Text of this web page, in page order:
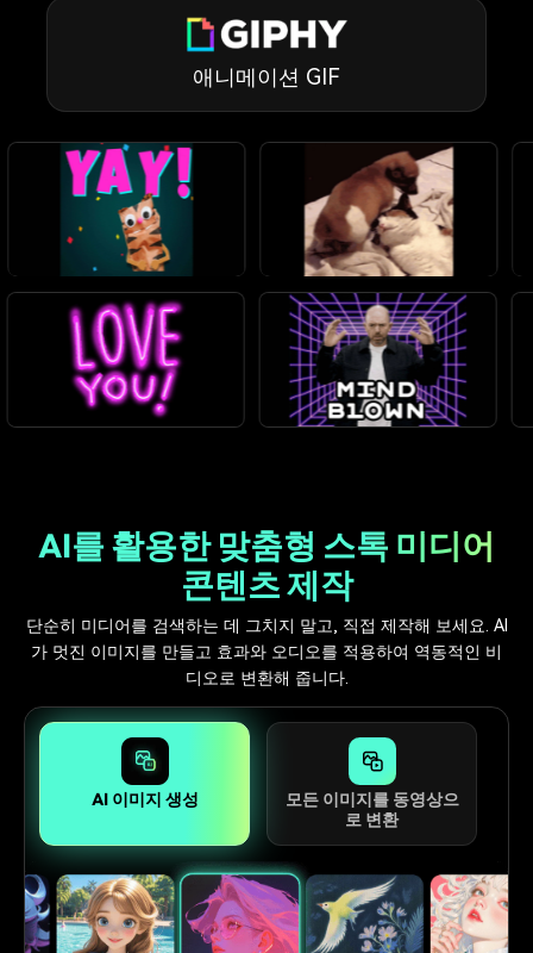
애니메이션 GIF
AI를 활용한 맞춤형 스톡 미디어
콘텐츠 제작
단순히 미디어를 검색하는 데 그치지 말고, 직접 제작해 보세요. AI
가 멋진 이미지를 만들고 효과와 오디오를 적용하여 역동적인 비
디오로 변환해 줍니다.
AI 이미지 생성
모든 이미지를 동영상으
로 변환